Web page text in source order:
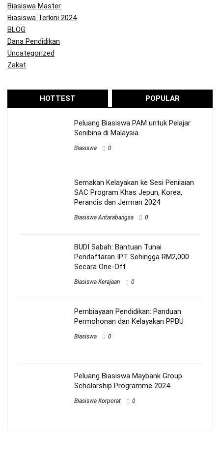
Biasiswa Master
Biasiswa Terkini 2024
BLOG
Dana Pendidikan
Uncategorized
Zakat
HOTTEST POPULAR
Peluang Biasiswa PAM untuk Pelajar
Senibina di Malaysia
Biasiswa 0
Semakan Kelayakan ke Sesi Penilaian
SAC Program Khas Jepun, Korea,
Perancis dan Jerman 2024
Biasiswa Antarabangsa 0
BUDI Sabah: Bantuan Tunai
Pendaftaran IPT Sehingga RM2,000
Secara One-Off
Biasiswa Kerajaan 0
Pembiayaan Pendidikan: Panduan
Permohonan dan Kelayakan PPBU
Biasiswa 0
Peluang Biasiswa Maybank Group
Scholarship Programme 2024
Biasiswa Korporat 0